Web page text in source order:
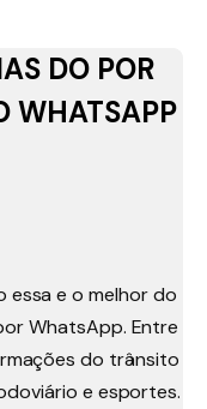
DO POR
WHATSAPP
e o melhor do
WhatsApp. Entre
do trânsito
e esportes.